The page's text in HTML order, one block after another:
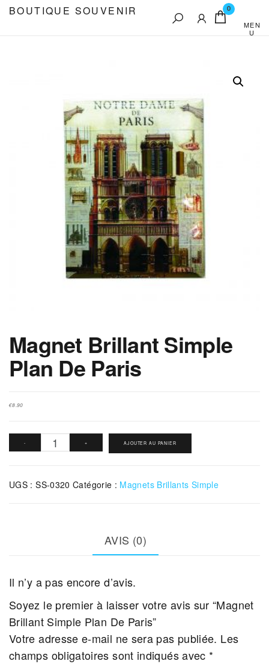
AllerBOUTIQUE SOUVENIR 0
MEN
U
Magnet Brillant Simple
Plan De Paris
€8.90
-
quantité
Brillant
+ AJOUTER AU PANIER
UGS :SS-0320 Catégorie : Magnets Brillants Simple
AVIS (0)
Il n’y a pas encore d’avis.
Soyez le premier à laisser votre avis sur “Magnet
Brillant Simple Plan De Paris”
Votre adresse e-mail ne sera pas publiée. Les
champs obligatoires sont indiqués avec *